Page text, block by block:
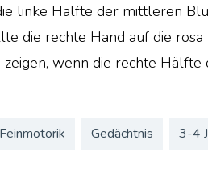
linke Hälfte der mittleren
die rechte Hand auf die
wenn die rechte
Feinmotorik Gedächtnis 3-4